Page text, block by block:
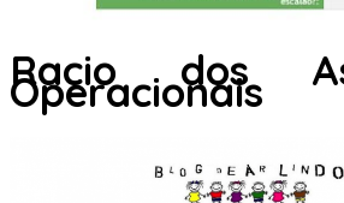
Racio dos
Operacionais